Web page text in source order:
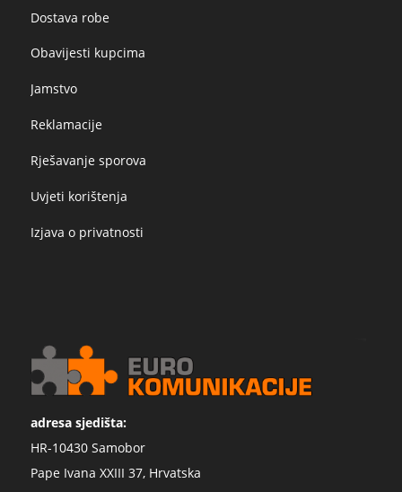
Dostava robe
Obavijesti kupcima
Jamstvo
Reklamacije
Rješavanje sporova
Uvjeti korištenja
Izjava o privatnosti
adresa sjedišta:
HR-10430 Samobor
Pape Ivana XXIII 37, Hrvatska